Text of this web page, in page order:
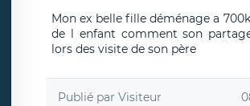
Mon ex belle fille déménage a
de l enfant comment son
lors des visite de son père
Publié par Visiteur